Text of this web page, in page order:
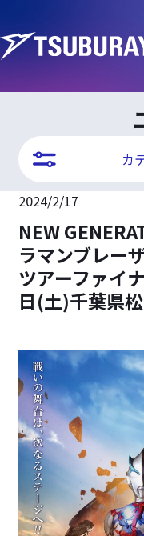
カ
2024/2/17
NEW
ラマンブレー
ツアーファイ
日(土)千葉県